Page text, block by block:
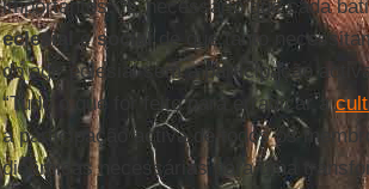
importantes: “É necessário que cada
eclesial
esocialde que tanto
do agir eclesial sem a participação
“Tudo o que for feito para erradicar a
a participação activa de todos os
dinâmicas necessárias para uma